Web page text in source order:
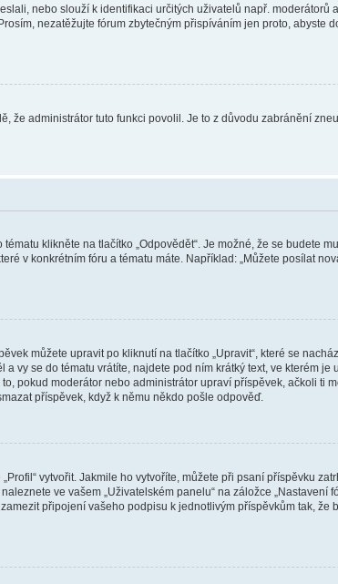
nebo slouží k identifikaci určitých uživatelů např. moderátorů
nezatěžujte fórum zbytečným přispíváním jen proto, abyste
že administrátor tuto funkci povolil. Je to z důvodu zabránění
klikněte na tlačítko „Odpovědět“. Je možné, že se budete
v konkrétním fóru a tématu máte. Například: „Můžete posílat
můžete upravit po kliknutí na tlačítko „Upravit“, které se
se do tématu vrátíte, najdete pod ním krátký text, ve kterém je
pokud moderátor nebo administrátor upraví příspěvek, ačkoli ti
příspěvek, když k němu někdo pošle odpověď.
vytvořit. Jakmile ho vytvoříte, můžete při psaní příspěvku
ve vašem „Uživatelském panelu“ na záložce „Nastavení
připojení vašeho podpisu k jednotlivým příspěvkům tak, že